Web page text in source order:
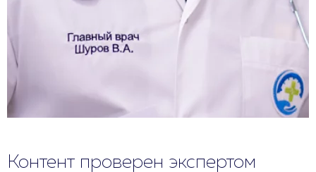
Контент проверен экспертом